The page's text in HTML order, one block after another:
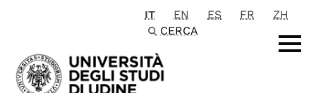
Passa al contenuto principale
IT EN ES FR
ZH
CERCA